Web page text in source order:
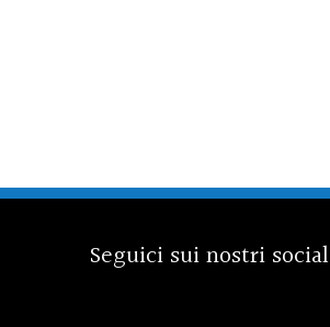
Seguici sui nostri social